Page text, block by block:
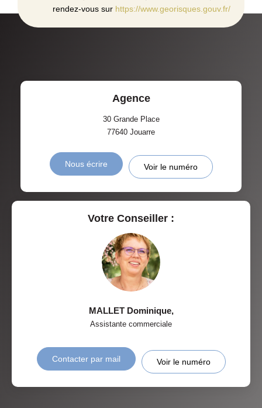
rendez-vous sur https://www.georisques.gouv.fr/
Agence
30 Grande Place
77640 Jouarre
Nous écrire Voir le numéro
Votre Conseiller :
MALLET Dominique,
Assistante commerciale
Contacter par mail Voir le numéro